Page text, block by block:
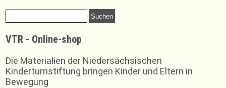
size.
Suchen
nach:
VTR - Online-shop
Die Materialien der Niedersächsischen
Kinderturnstiftung bringen Kinder und Eltern in
Bewegung